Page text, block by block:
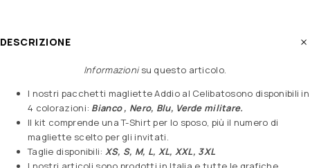
DESCRIZIONE
Informazionisu questo articolo.
I nostri pacchetti magliette Addio al Celibatosono disponibili in
4 colorazioni: Bianco , Nero, Blu, Verde militare.
Il kit comprende una T-Shirt per lo sposo, più il numero di
magliette scelto per gli invitati.
Taglie disponibili: XS, S, M, L, XL, XXL, 3XL